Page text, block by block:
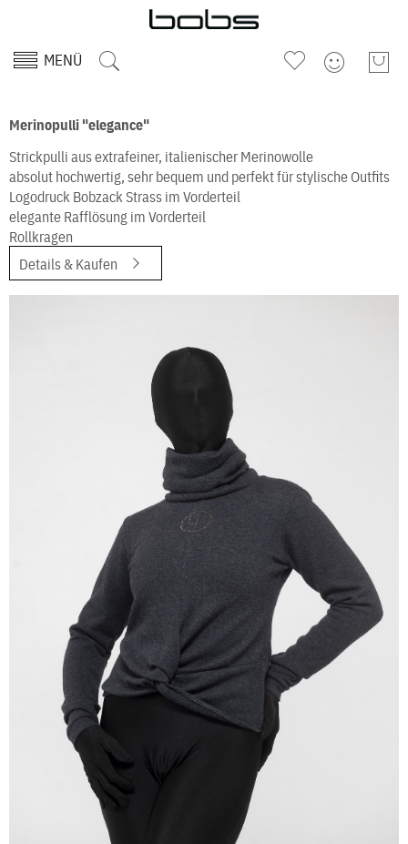
MENÜ
Merinopulli "elegance"
Strickpulli aus extrafeiner, italienischer Merinowolle
absolut hochwertig, sehr bequem und perfekt für stylische Outfits
Logodruck Bobzack Strass im Vorderteil
elegante Rafflösung im Vorderteil
Rollkragen
Details & Kaufen